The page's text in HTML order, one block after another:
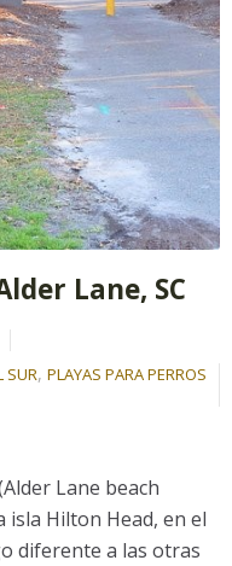
Lane, SC
SUR, PLAYAS PARA PERROS
Lane beach
isla Hilton Head, en el
diferente a las otras